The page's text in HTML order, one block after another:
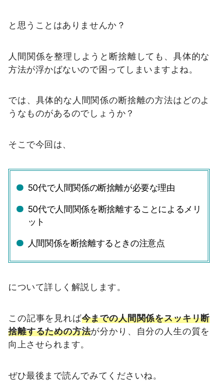
と思うことはありませんか？
人間関係を整理しようと断捨離しても、具体的な
方法が浮かばないので困ってしまいますよね。
では、具体的な人間関係の断捨離の方法はどのよ
うなものがあるのでしょうか？
そこで今回は、
50代で人間関係の断捨離が必要な理由
50代で人間関係を断捨離することによるメリ
ット
人間関係を断捨離するときの注意点
について詳しく解説します。
この記事を見れば今までの人間関係をスッキリ断
捨離するための方法が分かり、自分の人生の質を
向上させられます。
ぜひ最後まで読んでみてくださいね。